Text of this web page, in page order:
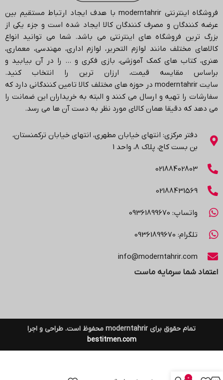
فروشگاه اینترنتی moderntahrir با هدف ایجاد ارتباط مستقیم بین
عرضه کنندگان و مصرف کنندگان کالا ایجاد شده است و جزء یکی از
بزرگ ترین فروشگاه های اینترنتی می باشد. شما می توانید انواع
کالاهای مختلف مانند لوازم التحریر، لوازم اداری، مهندسی، معماری،
هنری، کتاب های کمک آموزشی، بازی فکری و … را در آن بیابید و
براساس مقایسه قیمت، ارزان ترین را انتخاب کنید.
سایتmoderntahrir در حوزه های مختلف کالا تامین کنندگانی دارد که
سفارشات را تهیه و ارسال می کنند و البته به خریداران این ضمانت را
می دهد که دقیقا همان کالای مورد نظر به دست آن ها می رسد.
دفتر مرکزی: انتهاي خیابان مطهری، انتهاي خیابان ترکمنستان،
بن بست کاج، پلاک ۸، واحد 1
02188402803
02188431569
واتساپ: 09361899670
تلگرام: 09361899670
info@moderntahrir.com
اعتماد شما سرمایه ماست
تمام حقوق برای moderntahrir محفوظ است. طراحی و اجرا
bestitmen.com
0